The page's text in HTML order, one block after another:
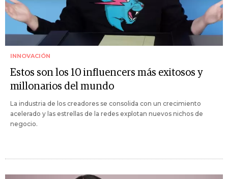
INNOVACIÓN
Estos son los 10 influencers más exitosos y
millonarios del mundo
La industria de los creadores se consolida con un crecimiento
acelerado y las estrellas de la redes explotan nuevos nichos de
negocio.